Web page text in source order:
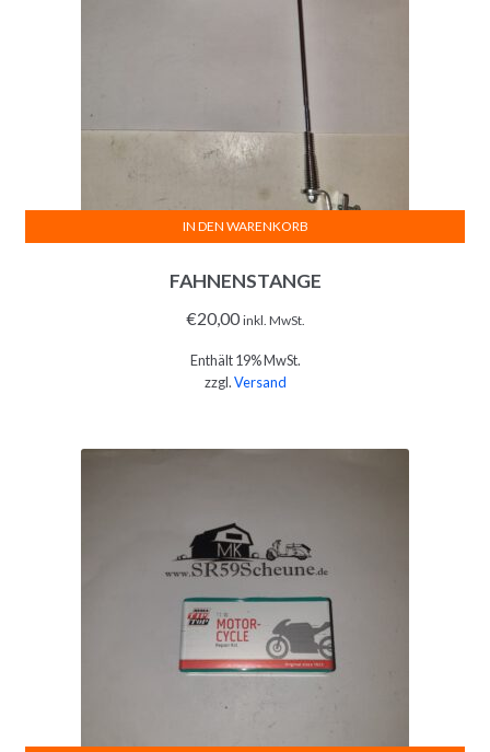
FAHNENSTANGE
€20,00 inkl. MwSt.
Enthält 19% MwSt.
zzgl.Versand
IN DEN WARENKORB